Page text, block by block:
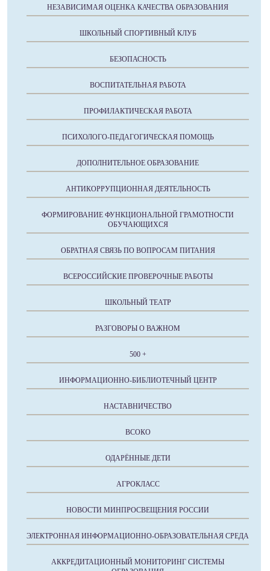
НЕЗАВИСИМАЯ ОЦЕНКА КАЧЕСТВА ОБРАЗОВАНИЯ
ШКОЛЬНЫЙ СПОРТИВНЫЙ КЛУБ
БЕЗОПАСНОСТЬ
ВОСПИТАТЕЛЬНАЯ РАБОТА
ПРОФИЛАКТИЧЕСКАЯ РАБОТА
ПСИХОЛОГО-ПЕДАГОГИЧЕСКАЯ ПОМОЩЬ
ДОПОЛНИТЕЛЬНОЕ ОБРАЗОВАНИЕ
АНТИКОРРУПЦИОННАЯ ДЕЯТЕЛЬНОСТЬ
ФОРМИРОВАНИЕ ФУНКЦИОНАЛЬНОЙ ГРАМОТНОСТИ
ОБУЧАЮЩИХСЯ
ОБРАТНАЯ СВЯЗЬ ПО ВОПРОСАМ ПИТАНИЯ
ВСЕРОССИЙСКИЕ ПРОВЕРОЧНЫЕ РАБОТЫ
ШКОЛЬНЫЙ ТЕАТР
РАЗГОВОРЫ О ВАЖНОМ
500 +
ИНФОРМАЦИОННО-БИБЛИОТЕЧНЫЙ ЦЕНТР
НАСТАВНИЧЕСТВО
ВСОКО
ОДАРЁННЫЕ ДЕТИ
АГРОКЛАСС
НОВОСТИ МИНПРОСВЕЩЕНИЯ РОССИИ
ЭЛЕКТРОННАЯ ИНФОРМАЦИОННО-ОБРАЗОВАТЕЛЬНАЯ СРЕДА
АККРЕДИТАЦИОННЫЙ МОНИТОРИНГ СИСТЕМЫ